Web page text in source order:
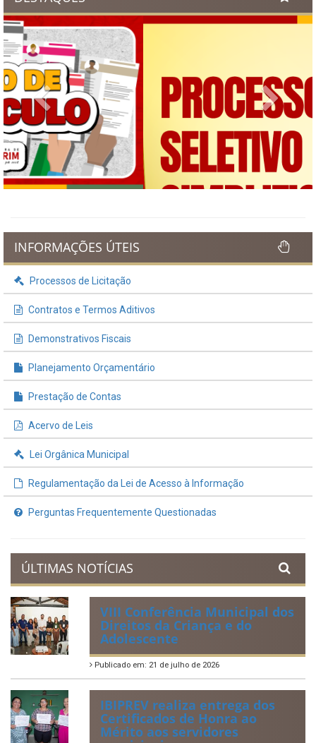
Previous Next
INFORMAÇÕES ÚTEIS
Acervo de Leis
Lei Orgânica Municipal
Regulamentação da Lei de Acesso à Informação
Perguntas Frequentemente Questionadas
ÚLTIMAS NOTÍCIAS